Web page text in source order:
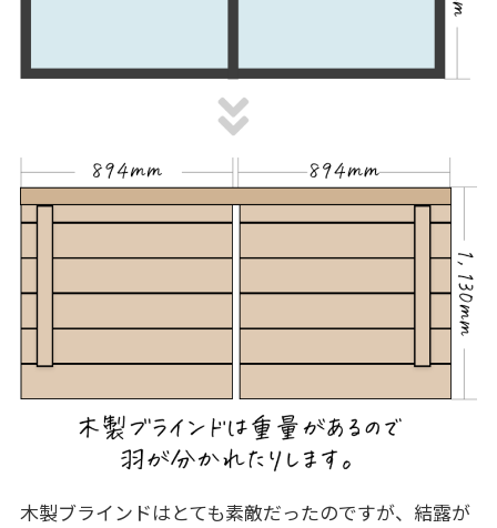
木製ブラインドはとても素敵だったのですが、結露が